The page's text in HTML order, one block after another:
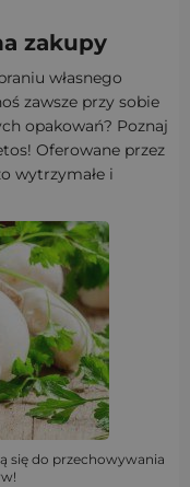
zakupy
własnego
zawsze przy sobie
opakowań? Poznaj
Oferowane przez
wytrzymałe i
się do przechowywania